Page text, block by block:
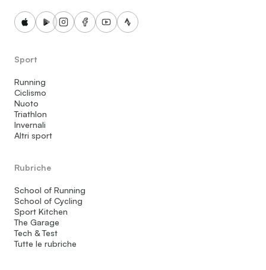
Sport
Running
Ciclismo
Nuoto
Triathlon
Invernali
Altri sport
Rubriche
School of Running
School of Cycling
Sport Kitchen
The Garage
Tech & Test
Tutte le rubriche